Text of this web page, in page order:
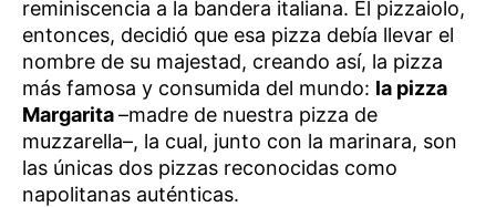
reminiscencia a la bandera italiana. El pizzaiolo,
entonces, decidió que esa pizza debía llevar el
nombre de su majestad, creando así, la pizza
más famosa y consumida del mundo: la pizza
Margarita–madre de nuestra pizza de
muzzarella–, la cual, junto con la marinara, son
las únicas dos pizzas reconocidas como
napolitanas auténticas.